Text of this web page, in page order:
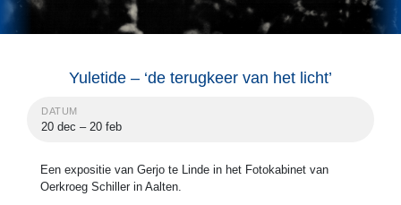
Yuletide – ‘de terugkeer van het licht’
DATUM
20 dec – 20 feb
Een expositie van Gerjo te Linde in het Fotokabinet van
Oerkroeg Schiller in Aalten.